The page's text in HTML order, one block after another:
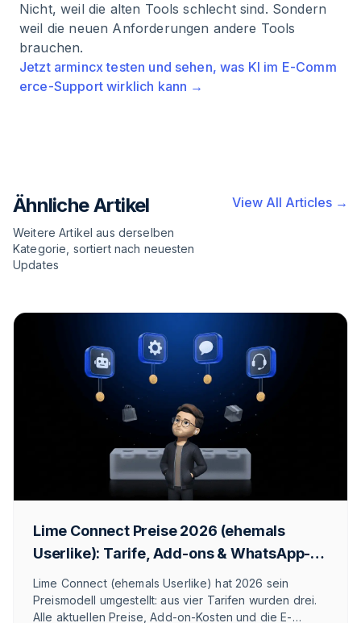
Nicht, weil die alten Tools schlecht sind. Sondern
weil die neuen Anforderungen andere Tools
brauchen.
Jetzt armincx testen und sehen, was KI im E-Comm
erce-Support wirklich kann →
Ähnliche Artikel
Weitere Artikel aus derselben
Kategorie, sortiert nach neuesten
Updates
View All Articles →
Lime Connect Preise 2026 (ehemals
Userlike): Tarife, Add-ons & WhatsApp-
Kosten
Lime Connect (ehemals Userlike) hat 2026 sein
Preismodell umgestellt: aus vier Tarifen wurden drei.
Alle aktuellen Preise, Add-on-Kosten und die E-